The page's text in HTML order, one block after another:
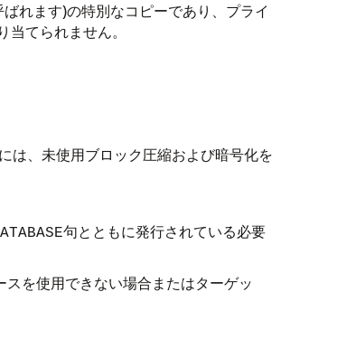
ばれます)の特別なコピーであり、プライ
てられません。
は、未使用ブロック圧縮および暗号化を
句とともに発行されている必要
を使用できない場合またはターゲッ